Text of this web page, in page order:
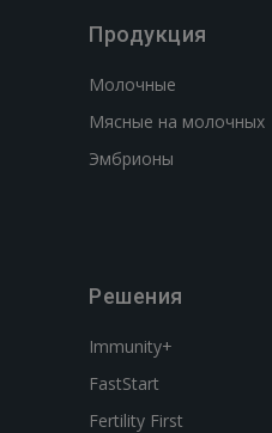
Продукция
Молочные
Мясные на молочных
Эмбрионы
Решения
Immunity+
FastStart
Fertility First